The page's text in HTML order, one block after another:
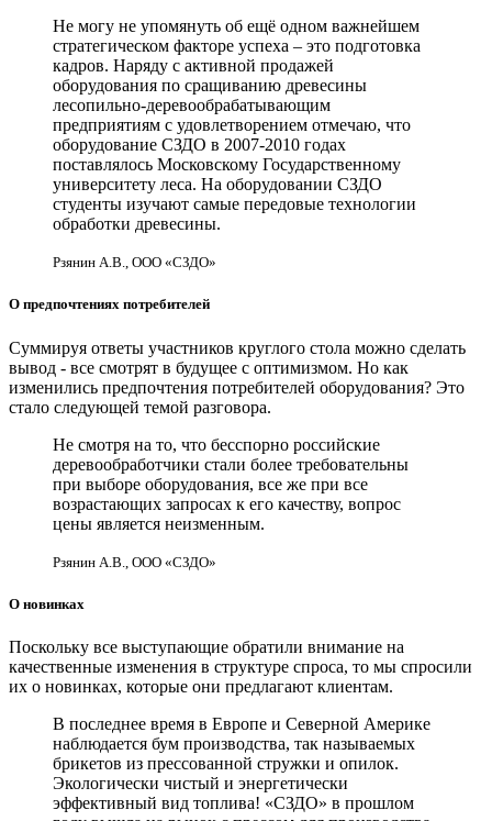
Не могу не упомянуть об ещё одном важнейшем
стратегическом факторе успеха – это подготовка
кадров. Наряду с активной продажей
оборудования по сращиванию древесины
лесопильно-деревообрабатывающим
предприятиям с удовлетворением отмечаю, что
оборудование СЗДО в 2007-2010 годах
поставлялось Московскому Государственному
университету леса. На оборудовании СЗДО
студенты изучают самые передовые технологии
обработки древесины.
Рзянин А.В., ООО «СЗДО»
О предпочтениях потребителей
Суммируя ответы участников круглого стола можно сделать
вывод - все смотрят в будущее с оптимизмом. Но как
изменились предпочтения потребителей оборудования? Это
стало следующей темой разговора.
Не смотря на то, что бесспорно российские
деревообработчики стали более требовательны
при выборе оборудования, все же при все
возрастающих запросах к его качеству, вопрос
цены является неизменным.
Рзянин А.В., ООО «СЗДО»
О новинках
Поскольку все выступающие обратили внимание на
качественные изменения в структуре спроса, то мы спросили
их о новинках, которые они предлагают клиентам.
В последнее время в Европе и Северной Америке
наблюдается бум производства, так называемых
брикетов из прессованной стружки и опилок.
Экологически чистый и энергетически
эффективный вид топлива! «СЗДО» в прошлом